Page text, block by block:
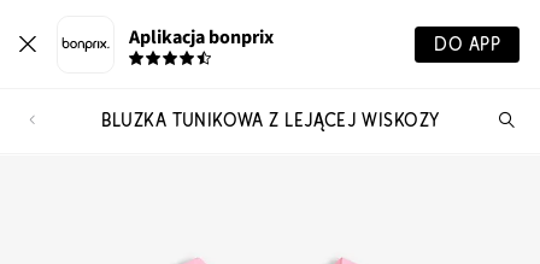
Aplikacja bonprix DO APP
BLUZKA TUNIKOWA Z LEJĄCEJ WISKOZY